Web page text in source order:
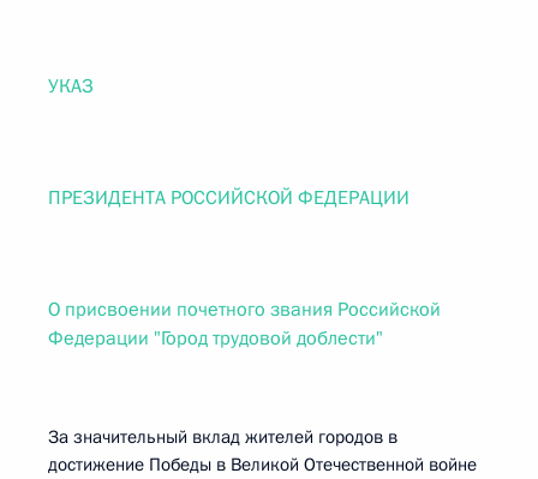
УКАЗ
ПРЕЗИДЕНТА РОССИЙСКОЙ ФЕДЕРАЦИИ
О присвоении почетного звания Российской
Федерации "Город трудовой доблести"
За значительный вклад жителей городов в
достижение Победы в Великой Отечественной войне